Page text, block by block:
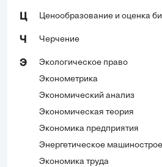
Ц Ценообразование и оценка
Ч Черчение
Э
Экологическое право
Эконометрика
Экономический анализ
Экономическая теория
Экономика предприятия
Энергетическое
Экономика труда